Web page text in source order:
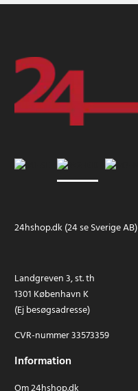
24hshop.dk (24 se Sverige AB)
Landgreven 3, st. th
1301 København K
(Ej besøgsadresse)
CVR-nummer 33573359
Information